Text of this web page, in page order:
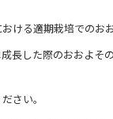
る適期栽培でのおお
長した際のおおよそ
さい。